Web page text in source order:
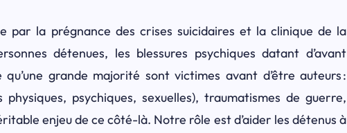
par la prégnance des crises suicidaires et la clinique de la
détenues, les blessures psychiques datant d’avant
grande majorité sont victimes avant d’être auteurs :
physiques, psychiques, sexuelles), traumatismes de guerre,
enjeu de ce côté-là. Notre rôle est d’aider les détenus à